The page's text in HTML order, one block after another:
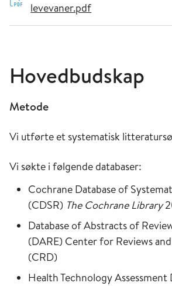
levevaner.pdf
Hovedbudskap
Metode
Vi utførte et systematisk
Vi søkte i følgende databaser:
Cochrane Database of
(CDSR) The Cochrane Library
Database of Abstracts of
(DARE) Center for Reviews
(CRD)
Health Technology Assessment